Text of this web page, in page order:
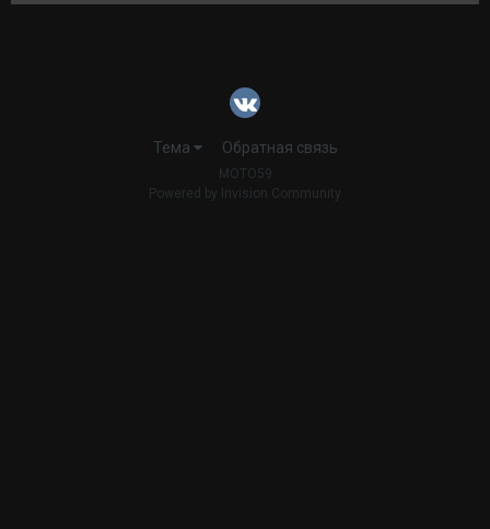
Тема Обратная связь
MOTO59
Powered by Invision Community